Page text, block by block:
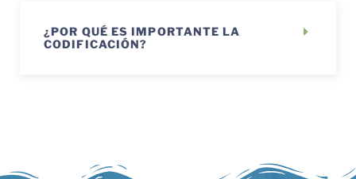
¿POR QUÉ ES IMPORTANTE LA
CODIFICACIÓN?